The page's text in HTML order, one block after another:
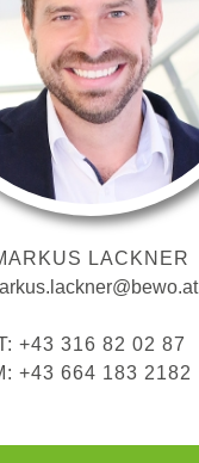
LACKNER
+43 316 82 02 87
+43 664 183 2182